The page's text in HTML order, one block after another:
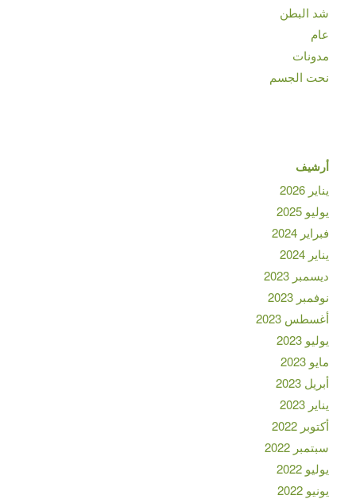
شد البطن
عام
مدونات
نحت الجسم
أرشيف
يناير 2026
يوليو 2025
فبراير 2024
يناير 2024
ديسمبر 2023
نوفمبر 2023
أغسطس 2023
يوليو 2023
مايو 2023
أبريل 2023
يناير 2023
أكتوبر 2022
سبتمبر 2022
يوليو 2022
يونيو 2022